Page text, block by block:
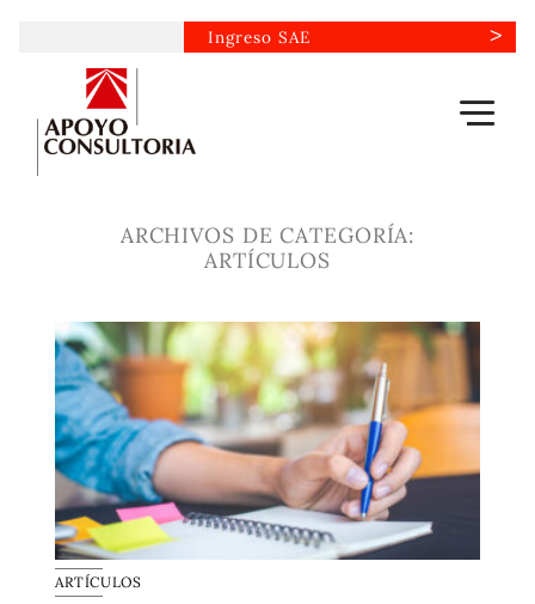
contenido
Ingreso SAE
ARCHIVOS DE CATEGORÍA:
ARTÍCULOS
ARTÍCULOS